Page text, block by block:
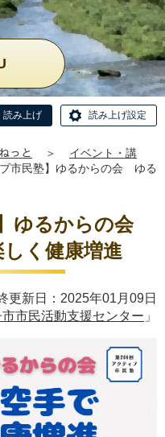
読み上げ 読み上げ設定
っと ＞
イベント・講
ブ市民塾】ゆるからの会 ゆる
ゆるからの会
く健康増進
新日：2025年01月09日
市市民活動支援センター 」